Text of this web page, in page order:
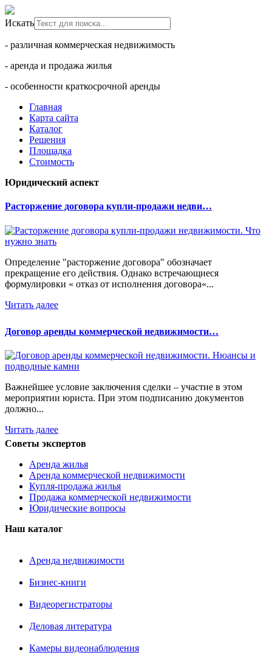
Искать
- различная коммерческая недвижимость
- аренда и продажа жилья
- особенности краткосрочной аренды
Главная
Карта сайта
Каталог
Решения
Площадка
Стоимость
Юридический аспект
Расторжение договора купли-продажи недви…
Определение "расторжение договора" обозначает
прекращение его действия. Однако встречающиеся
формулировки « отказ от исполнения договора«...
Читать далее
Договор аренды коммерческой недвижимости…
Важнейшее условие заключения сделки – участие в этом
мероприятии юриста. При этом подписанию документов
должно...
Читать далее
Советы экспертов
Аренда жилья
Аренда коммерческой недвижимости
Купля-продажа жилья
Продажа коммерческой недвижимости
Юридические вопросы
Наш каталог
Аренда недвижимости
Бизнес-книги
Видеорегистраторы
Деловая литература
Камеры видеонаблюдения